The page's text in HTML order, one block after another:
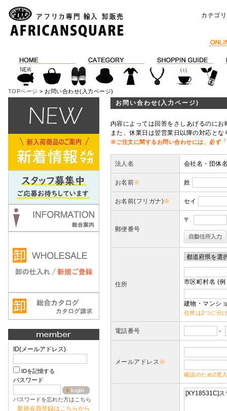
カテゴ
TOPページ > お問い合わせ(入力ページ)
ID(メールアドレス)
IDを記憶する
パスワード
パスワードを忘れた方はこちら
新規会員登録はこちらから
お問い合わせ(入力ページ)
内容によっては回答をさしあげるのに
また、休業日は翌営業日以降の対応と
※ご注文に関するお問い合わせには、必ず
法人名 会社名・団体
お名前※ 姓
お名前(フリガナ)※ セイ
郵便番号
〒
住所 市区町村名 (
建物・マンシ
住所は2つに分
電話番号 -
メールアドレス※
確認のため2度